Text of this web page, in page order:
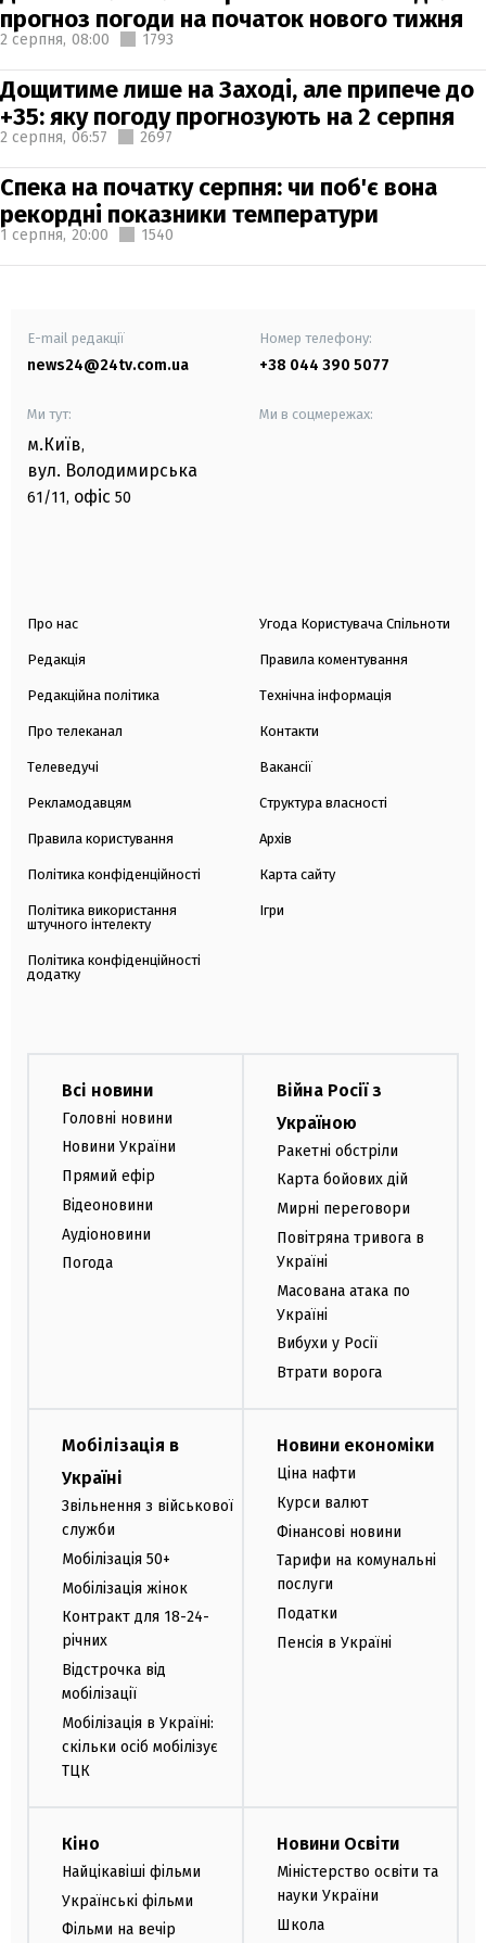
прогноз погоди на початок нового тижня
2 серпня, 08:00 1793
Дощитиме лише на Заході, але припече до
+35: яку погоду прогнозують на 2 серпня
2 серпня, 06:57 2697
Спека на початку серпня: чи поб'є вона
рекордні показники температури
1 серпня, 20:00 1540
E-mail редакції
news24@24tv.com.ua
Номер телефону:
+38 044 390 5077
Ми тут:
м.Київ,
вул. Володимирська
61/11, офіс 50
Ми в соцмережах:
Про нас
Редакція
Редакційна політика
Про телеканал
Телеведучі
Рекламодавцям
Правила користування
Політика конфіденційності
Політика використання
штучного інтелекту
Політика конфіденційності
додатку
Угода Користувача Спільноти
Правила коментування
Технічна інформація
Контакти
Вакансії
Структура власності
Архів
Карта сайту
Ігри
Всі новини
Головні новини
Новини України
Прямий ефір
Відеоновини
Аудіоновини
Погода
Війна Росії з
Україною
Ракетні обстріли
Карта бойових дій
Мирні переговори
Повітряна тривога в
Україні
Масована атака по
Україні
Вибухи у Росії
Втрати ворога
Мобілізація в
Україні
Звільнення з військової
служби
Мобілізація 50+
Мобілізація жінок
Контракт для 18-24-
річних
Відстрочка від
мобілізації
Мобілізація в Україні:
скільки осіб мобілізує
ТЦК
Новини економіки
Ціна нафти
Курси валют
Фінансові новини
Тарифи на комунальні
послуги
Податки
Пенсія в Україні
Кіно
Найцікавіші фільми
Українські фільми
Фільми на вечір
Новини Освіти
Міністерство освіти та
науки України
Школа